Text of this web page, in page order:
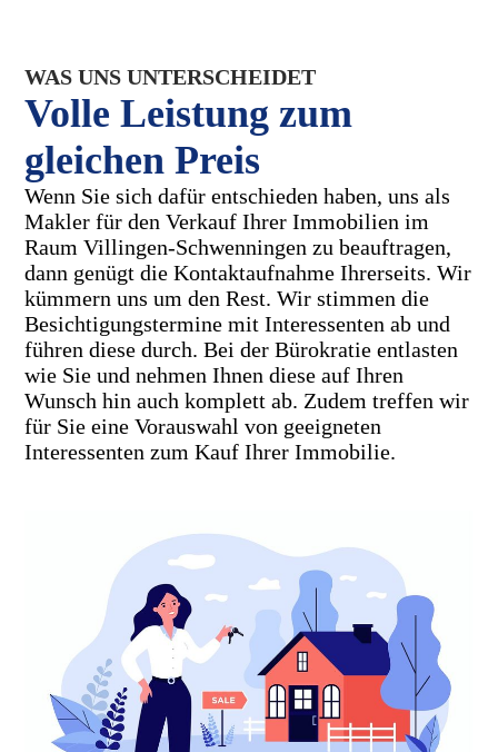
WAS UNS UNTERSCHEIDET
Volle Leistung zum
gleichen Preis
Wenn Sie sich dafür entschieden haben, uns als
Makler für den Verkauf Ihrer Immobilien im
Raum Villingen-Schwenningen zu beauftragen,
dann genügt die Kontaktaufnahme Ihrerseits. Wir
kümmern uns um den Rest. Wir stimmen die
Besichtigungstermine mit Interessenten ab und
führen diese durch. Bei der Bürokratie entlasten
wie Sie und nehmen Ihnen diese auf Ihren
Wunsch hin auch komplett ab. Zudem treffen wir
für Sie eine Vorauswahl von geeigneten
Interessenten zum Kauf Ihrer Immobilie.